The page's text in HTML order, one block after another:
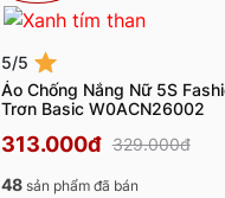
5/5
Áo Chống Nắng Nữ 5S
Trơn Basic W0ACN26002
313.000đ 329.000đ
48sản phẩm đã bán